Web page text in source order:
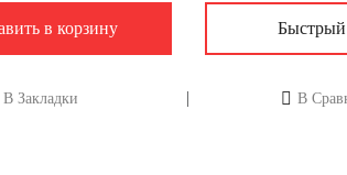
в корзину Быстрый
В Закладки В